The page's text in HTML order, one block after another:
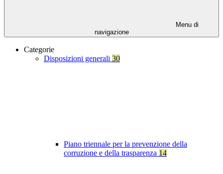
Menu di
navigazione
Categorie
Disposizioni generali 30
Piano triennale per la prevenzione della
corruzione e della trasparenza 14